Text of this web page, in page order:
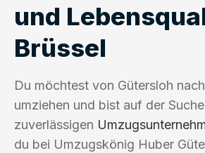
und
Brüssel
Du möchtest von Gütersloh
umziehen und bist auf der
zuverlässigen
du bei Umzugskönig Huber